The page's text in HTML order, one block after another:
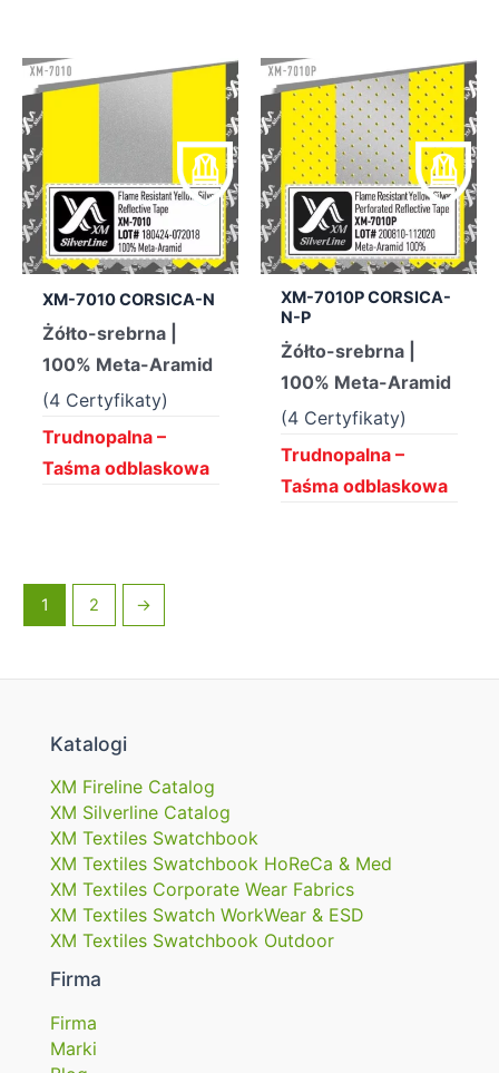
XM-7010 CORSICA-N
Żółto-srebrna |
100% Meta-Aramid
(4 Certyfikaty)
Trudnopalna –
Taśma odblaskowa
XM-7010P CORSICA-
N-P
Żółto-srebrna |
100% Meta-Aramid
(4 Certyfikaty)
Trudnopalna –
Taśma odblaskowa
1 2 →
Katalogi
XM Fireline Catalog
XM Silverline Catalog
XM Textiles Swatchbook
XM Textiles Swatchbook HoReCa & Med
XM Textiles Corporate Wear Fabrics
XM Textiles Swatch WorkWear & ESD
XM Textiles Swatchbook Outdoor
Firma
Firma
Marki